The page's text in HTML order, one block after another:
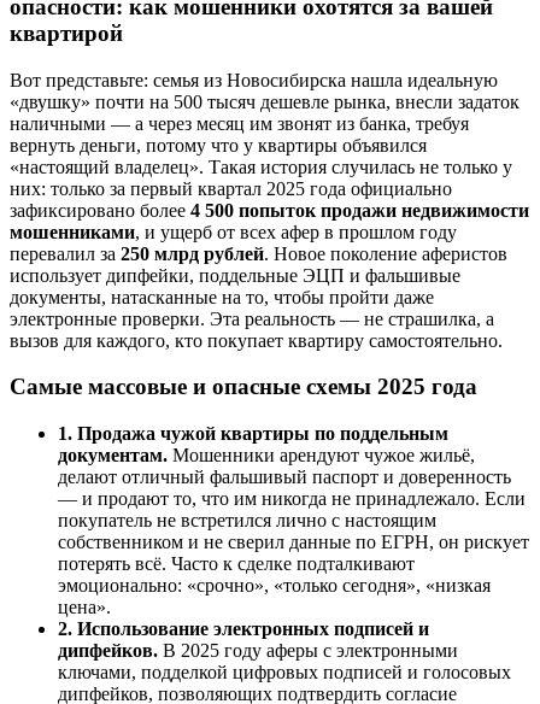
опасности: как мошенники охотятся за вашей
квартирой
Вот представьте: семья из Новосибирска нашла идеальную
«двушку» почти на 500 тысяч дешевле рынка, внесли задаток
наличными — а через месяц им звонят из банка, требуя
вернуть деньги, потому что у квартиры объявился
«настоящий владелец». Такая история случилась не только у
них: только за первый квартал 2025 года официально
зафиксировано более 4 500 попыток продажи недвижимости
мошенниками, и ущерб от всех афер в прошлом году
перевалил за 250 млрд рублей. Новое поколение аферистов
использует дипфейки, поддельные ЭЦП и фальшивые
документы, натасканные на то, чтобы пройти даже
электронные проверки. Эта реальность — не страшилка, а
вызов для каждого, кто покупает квартиру самостоятельно.
Самые массовые и опасные схемы 2025 года
1. Продажа чужой квартиры по поддельным
документам. Мошенники арендуют чужое жильё,
делают отличный фальшивый паспорт и доверенность
— и продают то, что им никогда не принадлежало. Если
покупатель не встретился лично с настоящим
собственником и не сверил данные по ЕГРН, он рискует
потерять всё. Часто к сделке подталкивают
эмоционально: «срочно», «только сегодня», «низкая
цена».
2. Использование электронных подписей и
дипфейков. В 2025 году аферы с электронными
ключами, подделкой цифровых подписей и голосовых
дипфейков, позволяющих подтвердить согласие